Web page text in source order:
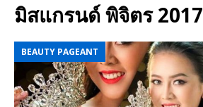
มิสแกรนด์ พิจิตร 2017
BEAUTY PAGEANT